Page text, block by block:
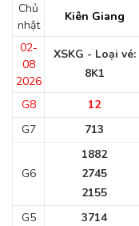
Chủ
nhật
Kiên Giang
02-
08
2026
XSKG - Loại vé:
8K1
G8 12
G7
713
G6
1882
2745
2155
G5
3714